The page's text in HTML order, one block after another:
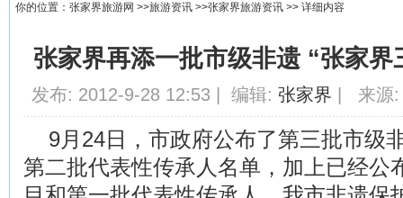
你的位置： 张家界旅游网 >>旅游资讯 >>张家界旅游资讯 >> 详细内容
张家界再添一批市级非遗 “张家界
发布: 2012-9-28 12:53 | 编辑: 张家界 | 来源:
9月24日，市政府公布了第三批市级
第二批代表性传承人名单，加上已经公